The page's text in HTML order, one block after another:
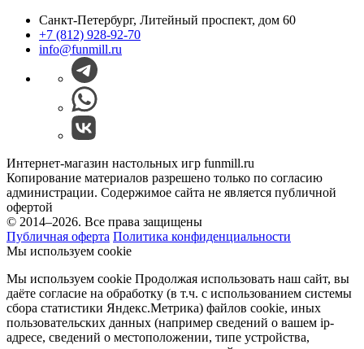
Санкт-Петербург, Литейный проспект, дом 60
+7 (812) 928-92-70
info@funmill.ru
Интернет-магазин настольных игр funmill.ru
Копирование материалов разрешено только по согласию
администрации. Содержимое сайта не является публичной
офертой
© 2014–2026. Все права защищены
Публичная оферта Политика конфиденциальности
Мы используем cookie
Мы используем cookie Продолжая использовать наш cайт, вы
даёте согласие на обработку (в т.ч. с использованием системы
сбора статистики Яндекс.Метрика) файлов cookie, иных
пользовательских данных (например сведений о вашем ip-
адресе, сведений о местоположении, типе устройства,